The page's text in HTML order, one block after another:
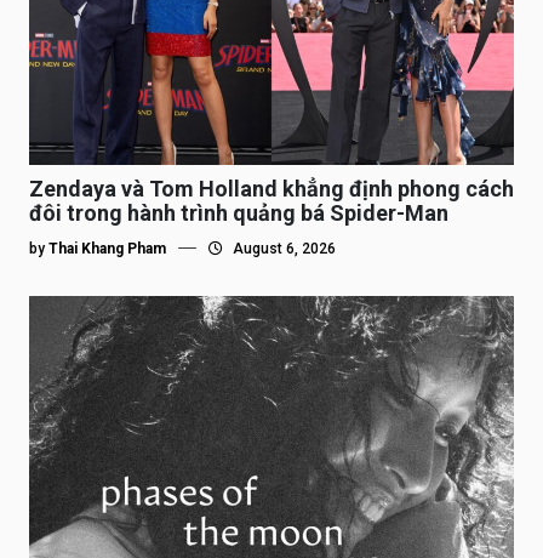
Zendaya và Tom Holland khẳng định phong cách
đôi trong hành trình quảng bá Spider-Man
by Thai Khang Pham August 6, 2026